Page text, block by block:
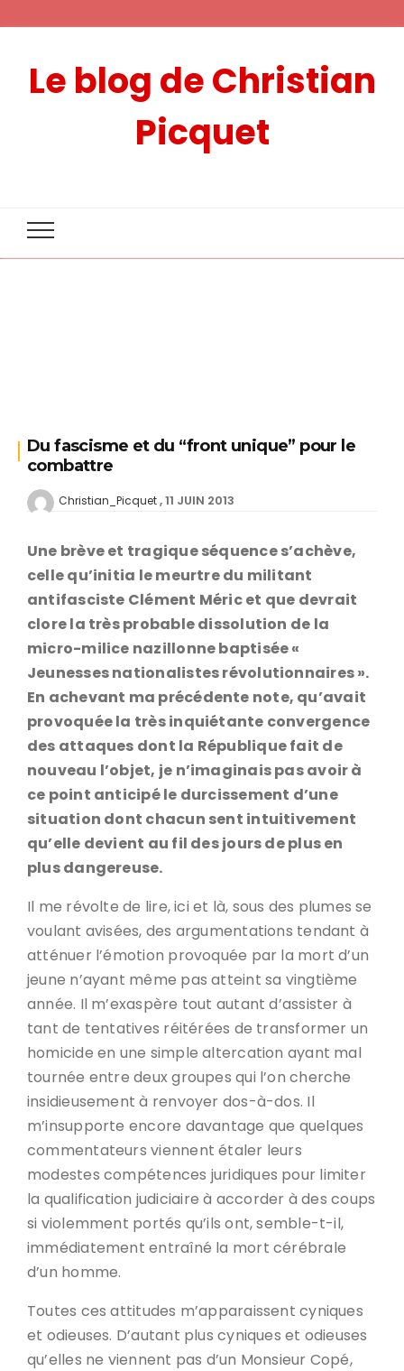
Le blog de Christian
Picquet
Du fascisme et du “front unique” pour le
combattre
Christian_Picquet 11 JUIN 2013
Une brève et tragique séquence s’achève,
celle qu’initia le meurtre du militant
antifasciste Clément Méric et que devrait
clore la très probable dissolution de la
micro-milice nazillonne baptisée «
Jeunesses nationalistes révolutionnaires ».
En achevant ma précédente note, qu’avait
provoquée la très inquiétante convergence
des attaques dont la République fait de
nouveau l’objet, je n’imaginais pas avoir à
ce point anticipé le durcissement d’une
situation dont chacun sent intuitivement
qu’elle devient au fil des jours de plus en
plus dangereuse.
Il me révolte de lire, ici et là, sous des plumes se
voulant avisées, des argumentations tendant à
atténuer l’émotion provoquée par la mort d’un
jeune n’ayant même pas atteint sa vingtième
année. Il m’exaspère tout autant d’assister à
tant de tentatives réitérées de transformer un
homicide en une simple altercation ayant mal
tournée entre deux groupes qui l’on cherche
insidieusement à renvoyer dos-à-dos. Il
m’insupporte encore davantage que quelques
commentateurs viennent étaler leurs
modestes compétences juridiques pour limiter
la qualification judiciaire à accorder à des coups
si violemment portés qu’ils ont, semble-t-il,
immédiatement entraîné la mort cérébrale
d’un homme.
Toutes ces attitudes m’apparaissent cyniques
et odieuses. D’autant plus cyniques et odieuses
qu’elles ne viennent pas d’un Monsieur Copé,